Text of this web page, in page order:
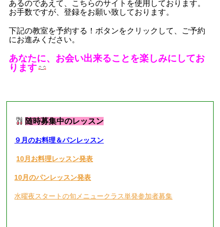
あるのであえて、こちらのサイトを使用しております。
お手数ですが、登録をお願い致しております。
下記の教室を予約する！ボタンをクリックして、ご予約
にお進みください。
あなたに、お会い出来ることを楽しみにしてお
ります
随時募集中のレッスン
９月のお料理＆パンレッスン
10月お料理レッスン発表
10月のパンレッスン発表
水曜夜スタートの旬メニュークラス単発参加者募集